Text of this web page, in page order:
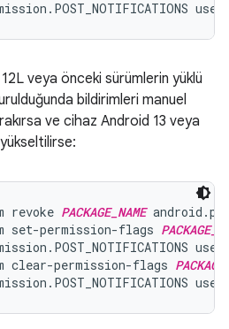
12L veya önceki sürümlerin yüklü
bildirimleri manuel
ve cihaz Android 13 veya
revoke PACKAGE_NAME
set-permission-flags
clear-permission-flags